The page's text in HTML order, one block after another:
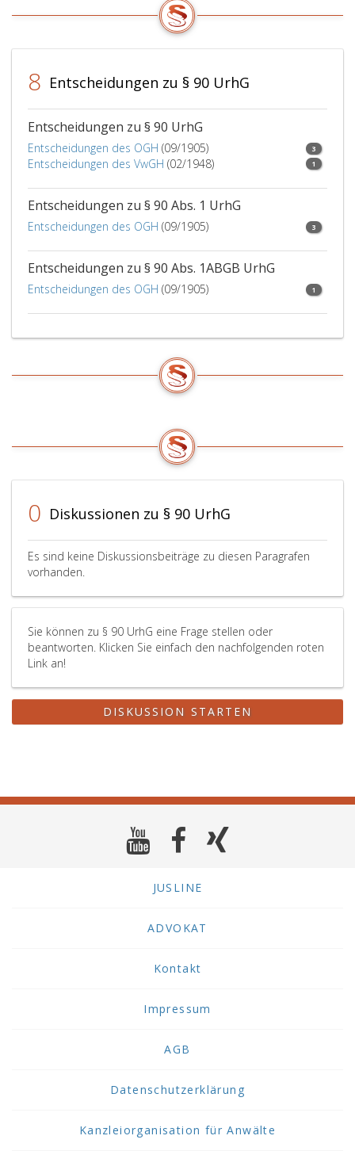
8 Entscheidungen zu § 90 UrhG
Entscheidungen zu § 90 UrhG
Entscheidungen des OGH (09/1905) 3
Entscheidungen des VwGH (02/1948) 1
Entscheidungen zu § 90 Abs. 1 UrhG
Entscheidungen des OGH (09/1905) 3
Entscheidungen zu § 90 Abs. 1ABGB UrhG
Entscheidungen des OGH (09/1905) 1
0 Diskussionen zu § 90 UrhG
Es sind keine Diskussionsbeiträge zu diesen Paragrafen
vorhanden.
Sie können zu § 90 UrhG eine Frage stellen oder
beantworten. Klicken Sie einfach den nachfolgenden roten
Link an!
DISKUSSION STARTEN
JUSLINE
ADVOKAT
Kontakt
Impressum
AGB
Datenschutzerklärung
Kanzleiorganisation für Anwälte